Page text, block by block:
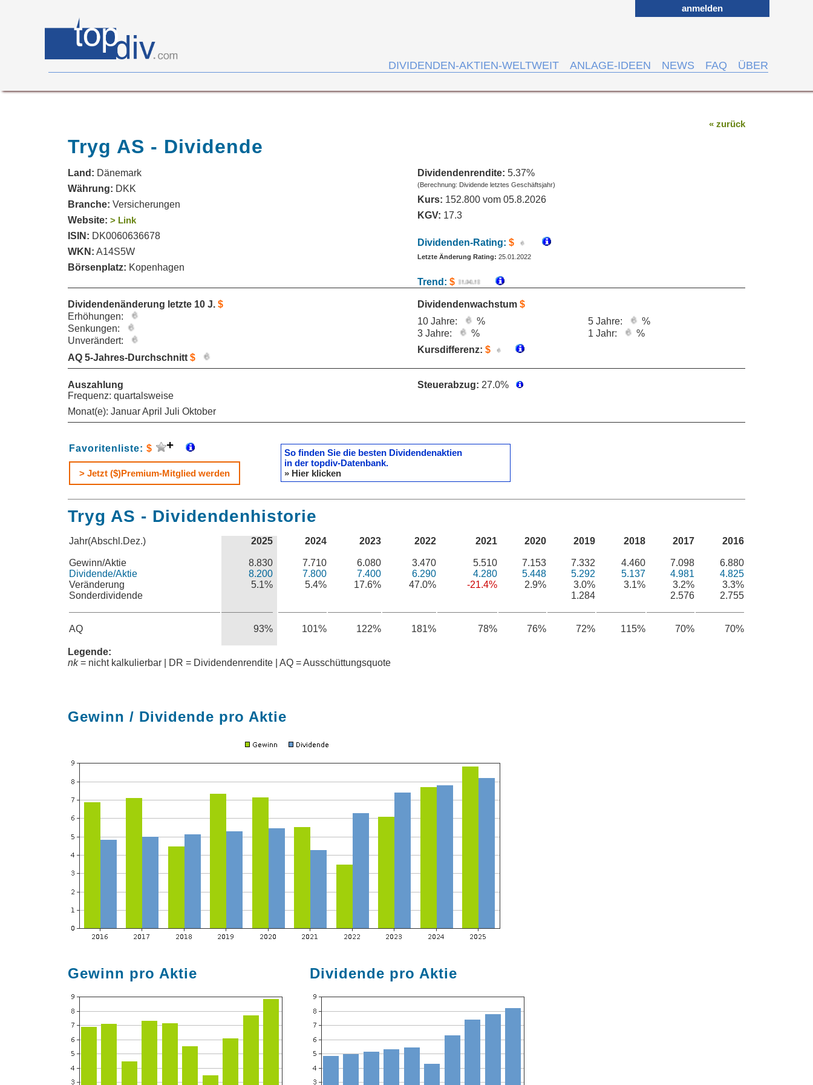
anmelden
ÜBER
FAQ
NEWS
ANLAGE-IDEEN
DIVIDENDEN-AKTIEN-WELTWEIT
« zurück
Tryg AS - Dividende
Land: Dänemark
Währung: DKK
Branche: Versicherungen
Website: > Link
ISIN: DK0060636678
WKN: A14S5W
Börsenplatz: Kopenhagen
Dividendenrendite: 5.37%
(Berechnung: Dividende letztes Geschäftsjahr)
Kurs: 152.800 vom 05.8.2026
KGV: 17.3
Dividenden-Rating: $
Letzte Änderung Rating: 25.01.2022
Trend: $
Dividendenänderung letzte 10 J. $
Erhöhungen:
Senkungen:
Unverändert:
AQ 5-Jahres-Durchschnitt $
Dividendenwachstum $
10 Jahre:
% 5 Jahre:
%
3 Jahre:
% 1 Jahr:
%
Kursdifferenz: $
Auszahlung
Frequenz: quartalsweise
Monat(e): Januar April Juli Oktober
Steuerabzug: 27.0%
Favoritenliste: $
> Jetzt ($)Premium-Mitglied werden
So finden Sie die besten Dividendenaktien
in der topdiv-Datenbank.
» Hier klicken
Tryg AS - Dividendenhistorie
Jahr(Abschl.Dez.)
Gewinn/Aktie
Dividende/Aktie
Veränderung
Sonderdividende
AQ
2025
8.830
8.200
5.1%
93%
2024
7.710
7.800
5.4%
101%
2023
6.080
7.400
17.6%
122%
2022
3.470
6.290
47.0%
181%
2021
5.510
4.280
-21.4%
78%
2020
7.153
5.448
2.9%
76%
2019
7.332
5.292
3.0%
1.284
72%
2018
4.460
5.137
3.1%
115%
2017
7.098
4.981
3.2%
2.576
70%
2016
6.880
4.825
3.3%
2.755
70%
Legende:
nk= nicht kalkulierbar | DR = Dividendenrendite | AQ = Ausschüttungsquote
Gewinn / Dividende pro Aktie
Gewinn pro Aktie Dividende pro Aktie